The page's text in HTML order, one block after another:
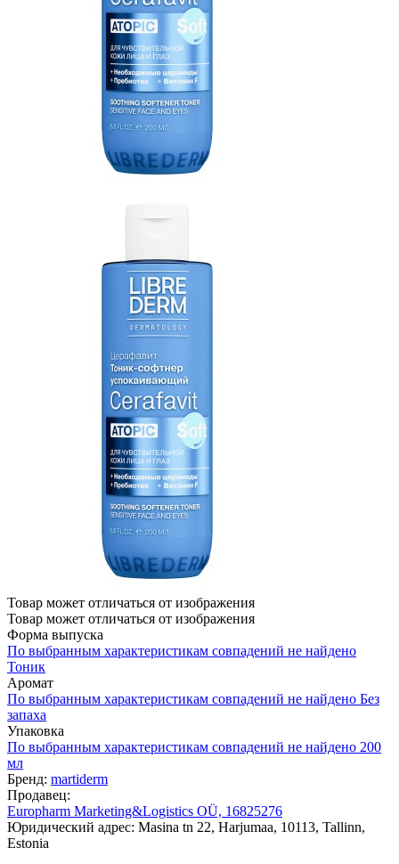
Товар может отличаться от изображения
Товар может отличаться от изображения
Форма выпуска
По выбранным характеристикам совпадений не найдено
Тоник
Аромат
По выбранным характеристикам совпадений не найдено Без
запаха
Упаковка
По выбранным характеристикам совпадений не найдено 200
мл
Бренд: martiderm
Продавец:
Europharm Marketing&Logistics OÜ, 16825276
Юридический адрес: Masina tn 22, Harjumaa, 10113, Tallinn,
Estonia